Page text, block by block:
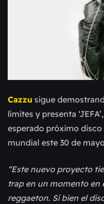
Cazzu sigue
límites y presenta
esperado próximo disco
mundial este 30 de
“Este nuevo proyecto
trap en un momento en
reggaeton. Si bien el